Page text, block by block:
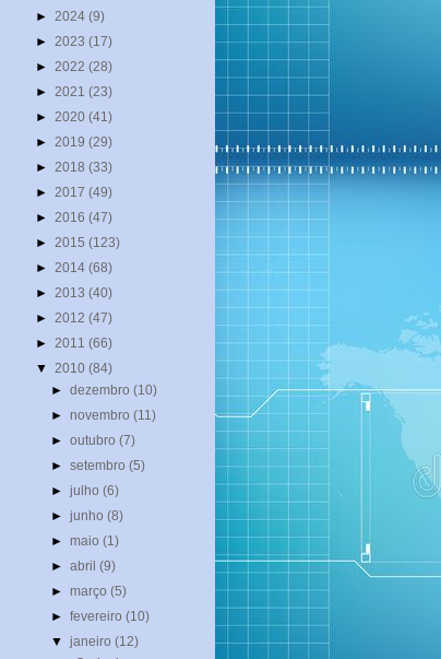
► 2024 (9)
► 2023 (17)
► 2022 (28)
► 2021 (23)
► 2020 (41)
► 2019 (29)
► 2018 (33)
► 2017 (49)
► 2016 (47)
► 2015 (123)
► 2014 (68)
► 2013 (40)
► 2012 (47)
► 2011 (66)
▼ 2010 (84)
►dezembro(10)
►novembro(11)
►outubro(7)
►setembro(5)
►julho(6)
►junho(8)
►maio(1)
►abril(9)
►março(5)
►fevereiro(10)
▼janeiro(12)